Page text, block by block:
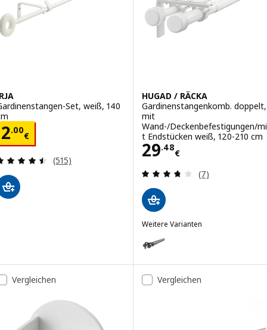
Set, weiß, 140
2.00
€ 2.00€
Bewertungen: 4.5 von 5 Sternen. Bewertungen
(515)
HUGAD / RÄCKA
Gardinenstangenkomb. doppelt,
mit
Wand-/Deckenbefestigungen/mi
t Endstücken weiß, 120-210 cm
29.48
€
Preis 29.48€
Bewertungen:
(7)
Weitere Varianten
Option: HUGAD / RÄCKA,
Vergleichen Vergleichen